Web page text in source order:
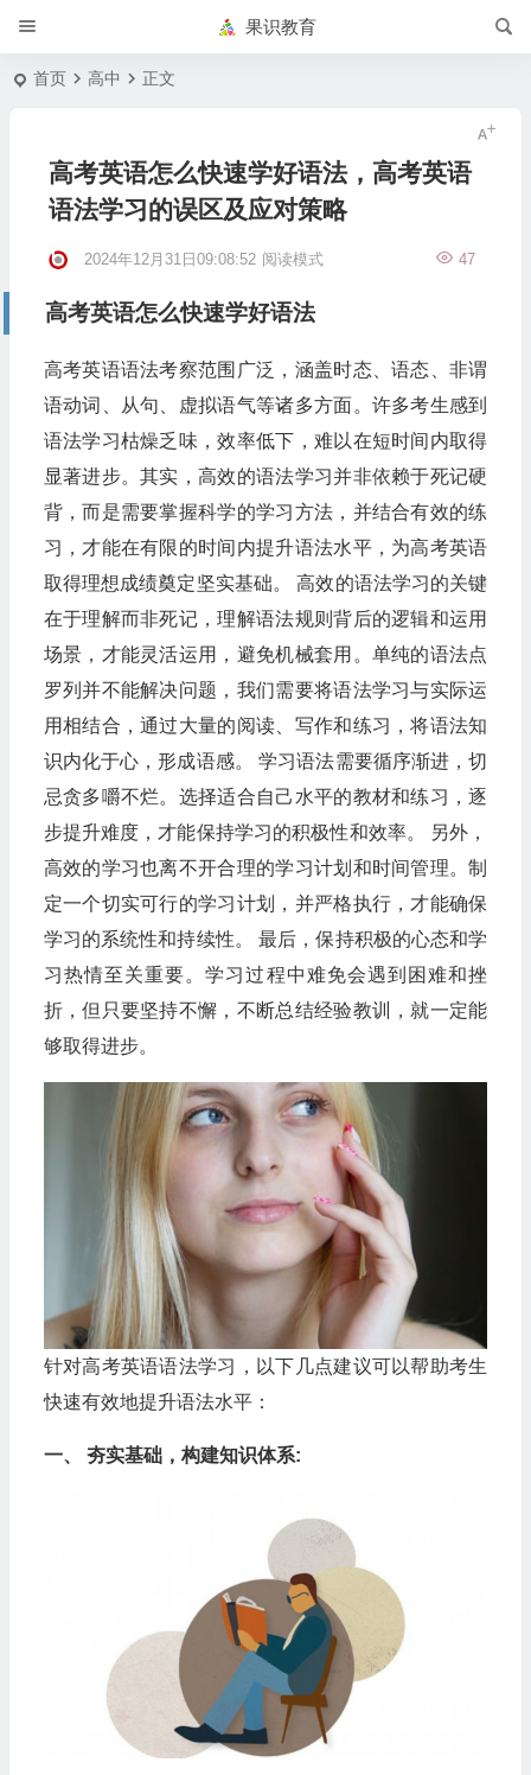
果识教育
首页 高中 正文
高考英语怎么快速学好语法，高考英语
语法学习的误区及应对策略
2024年12月31日09:08:52 47
阅读模式
高考英语怎么快速学好语法
高考英语语法考察范围广泛，涵盖时态、语态、非谓
语动词、从句、虚拟语气等诸多方面。许多考生感到
语法学习枯燥乏味，效率低下，难以在短时间内取得
显著进步。其实，高效的语法学习并非依赖于死记硬
背，而是需要掌握科学的学习方法，并结合有效的练
习，才能在有限的时间内提升语法水平，为高考英语
取得理想成绩奠定坚实基础。 高效的语法学习的关键
在于理解而非死记，理解语法规则背后的逻辑和运用
场景，才能灵活运用，避免机械套用。单纯的语法点
罗列并不能解决问题，我们需要将语法学习与实际运
用相结合，通过大量的阅读、写作和练习，将语法知
识内化于心，形成语感。 学习语法需要循序渐进，切
忌贪多嚼不烂。选择适合自己水平的教材和练习，逐
步提升难度，才能保持学习的积极性和效率。 另外，
高效的学习也离不开合理的学习计划和时间管理。制
定一个切实可行的学习计划，并严格执行，才能确保
学习的系统性和持续性。 最后，保持积极的心态和学
习热情至关重要。学习过程中难免会遇到困难和挫
折，但只要坚持不懈，不断总结经验教训，就一定能
够取得进步。
针对高考英语语法学习，以下几点建议可以帮助考生
快速有效地提升语法水平：
一、 夯实基础，构建知识体系: